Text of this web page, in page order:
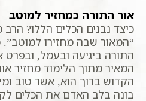
אור התורה כמחזיר למוטב
כיצד נבנים הכלים הללו?
“המאור שבה מחזירו
התורה ביגיעה ובעמל, ובפרט
המאיר מתוך הלימוד מחזיר
הקדוש ברוך הוא, אשר טוב
בונה בלב האדם את הכלים